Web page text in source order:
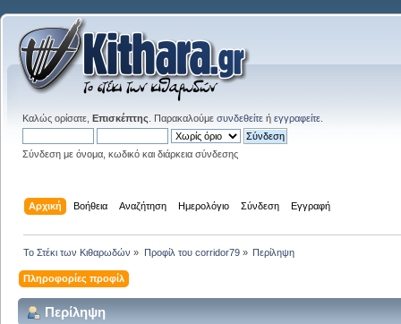
Καλώς ορίσατε, Επισκέπτης . Παρακαλούμε συνδεθείτε ή εγγραφείτε
Σύνδεση με όνομα, κωδικό και διάρκεια σύνδεσης
Αρχική Βοήθεια Αναζήτηση Ημερολόγιο Σύνδεση Εγγραφή
Το Στέκι των Κιθαρωδών » Προφίλ του corridor79» Περίληψη
Πληροφορίες προφίλ
Περίληψη